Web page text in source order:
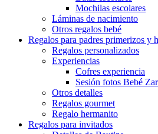
Mochilas escolares
Láminas de nacimiento
Otros regalos bebé
Regalos para padres primerizos y
Regalos personalizados
Experiencias
Cofres experiencia
Sesión fotos Bebé
Otros detalles
Regalos gourmet
Regalo hermanito
Regalos para invitados